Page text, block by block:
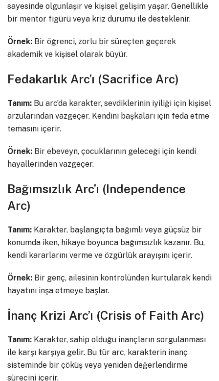
sayesinde olgunlaşır ve kişisel gelişim yaşar. Genellikle
bir mentor figürü veya kriz durumu ile desteklenir.
Örnek: Bir öğrenci, zorlu bir süreçten geçerek
akademik ve kişisel olarak büyür.
Fedakarlık Arc’ı (Sacrifice Arc)
Tanım: Bu arc’da karakter, sevdiklerinin iyiliği için kişisel
arzularından vazgeçer. Kendini başkaları için feda etme
temasını içerir.
Örnek: Bir ebeveyn, çocuklarının geleceği için kendi
hayallerinden vazgeçer.
Bağımsızlık Arc’ı (Independence
Arc)
Tanım: Karakter, başlangıçta bağımlı veya güçsüz bir
konumda iken, hikaye boyunca bağımsızlık kazanır. Bu,
kendi kararlarını verme ve özgürlük arayışını içerir.
Örnek: Bir genç, ailesinin kontrolünden kurtularak kendi
hayatını inşa etmeye başlar.
İnanç Krizi Arc’ı (Crisis of Faith Arc)
Tanım: Karakter, sahip olduğu inançların sorgulanması
ile karşı karşıya gelir. Bu tür arc, karakterin inanç
sisteminde bir çöküş veya yeniden değerlendirme
sürecini içerir.